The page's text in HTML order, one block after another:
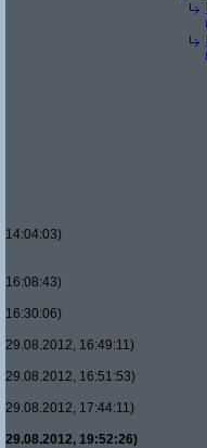
14:04:03)
16:08:43)
16:30:06)
29.08.2012, 16:49:11)
29.08.2012, 16:51:53)
29.08.2012, 17:44:11)
29.08.2012, 19:52:26)